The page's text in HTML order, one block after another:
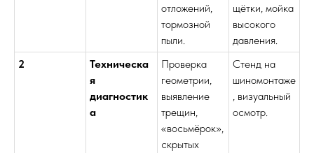
отложений,
тормозной
пыли.
щётки, мойка
высокого
давления.
2
Техническа
я
диагностик
а
Проверка
геометрии,
выявление
трещин,
«восьмёрок»,
скрытых
Стенд на
шиномонтаже
, визуальный
осмотр.